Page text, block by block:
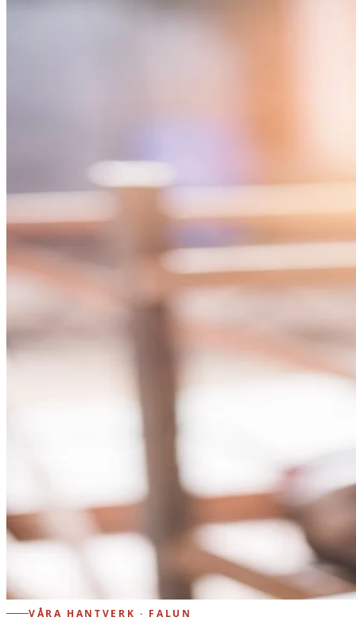
VÅRA HANTVERK · FALUN